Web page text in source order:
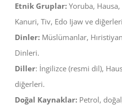
Etnik Gruplar: Yoruba,
Kanuri, Tiv, Edo Ijaw ve
Dinler: Müslümanlar,
Dinleri.
Diller: İngilizce (resmi dil),
diğerleri.
Doğal Kaynaklar: Petrol,